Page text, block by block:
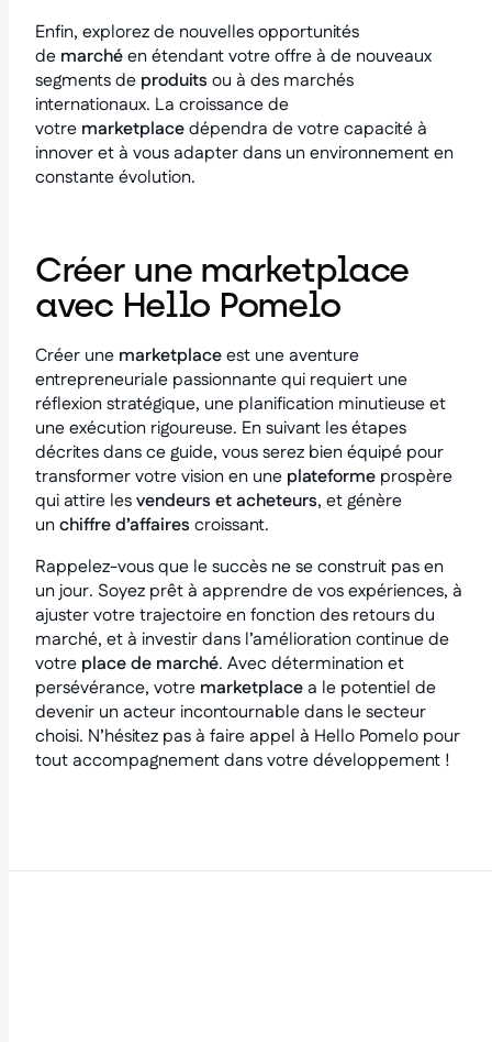
Enfin, explorez de nouvelles opportunités
de marchéen étendant votre offre à de nouveaux
segments de produits ou à des marchés
internationaux. La croissance de
votre marketplacedépendra de votre capacité à
innover et à vous adapter dans un environnement en
constante évolution.
Créer une marketplace
avec Hello Pomelo
Créer une marketplaceest une aventure
entrepreneuriale passionnante qui requiert une
réflexion stratégique, une planification minutieuse et
une exécution rigoureuse. En suivant les étapes
décrites dans ce guide, vous serez bien équipé pour
transformer votre vision en une plateforme prospère
qui attire lesvendeurs et acheteurs, et génère
un chiffre d’affaires croissant.
Rappelez-vous que le succès ne se construit pas en
un jour. Soyez prêt à apprendre de vos expériences, à
ajuster votre trajectoire en fonction des retours du
marché, et à investir dans l’amélioration continue de
votre place de marché. Avec détermination et
persévérance, votre marketplacea le potentiel de
devenir un acteur incontournable dans le secteur
choisi. N’hésitez pas à faire appel à Hello Pomelo pour
tout accompagnement dans votre développement !